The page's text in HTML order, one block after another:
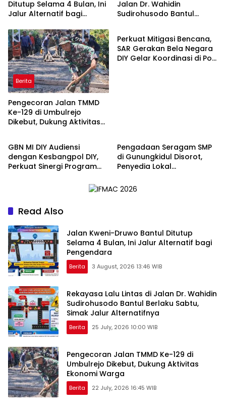
Ditutup Selama 4 Bulan, Ini
Jalur Alternatif bagi
Jalan Dr. Wahidin
Sudirohusodo Bantul
Berita
Pengecoran Jalan TMMD
Ke-129 di Umbulrejo
Dikebut, Dukung Aktivitas
Berita
Perkuat Mitigasi Bencana,
SAR Gerakan Bela Negara
DIY Gelar Koordinasi di Pos
Berita
GBN MI DIY Audiensi
dengan Kesbangpol DIY,
Perkuat Sinergi Program
Pengadaan Seragam SMP
di Gunungkidul Disorot,
Penyedia Lokal
Selalu Mengarah ke
Vendor yang Sama
Read Also
Jalan Kweni-Druwo Bantul Ditutup
Selama 4 Bulan, Ini Jalur Alternatif bagi
Pengendara
Berita 3 August, 2026 13:46 WIB
Rekayasa Lalu Lintas di Jalan Dr. Wahidin
Sudirohusodo Bantul Berlaku Sabtu,
Simak Jalur Alternatifnya
Berita 25 July, 2026 10:00 WIB
Pengecoran Jalan TMMD Ke-129 di
Umbulrejo Dikebut, Dukung Aktivitas
Ekonomi Warga
Berita 22 July, 2026 16:45 WIB